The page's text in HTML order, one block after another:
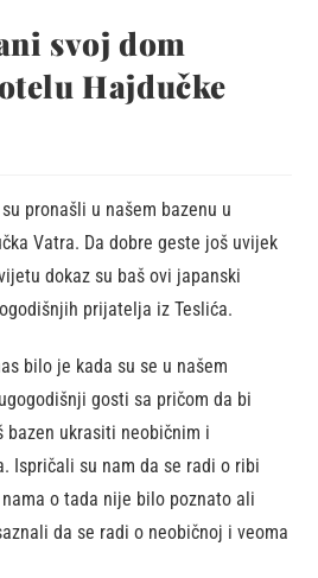
svoj dom
Hajdučke
pronašli u našem bazenu u
Vatra. Da dobre geste još uvijek
dokaz su baš ovi japanski
prijatelja iz Teslića.
bilo je kada su se u našem
gosti sa pričom da bi
ukrasiti neobičnim i
Ispričali su nam da se radi o ribi
nama o tada nije bilo poznato ali
da se radi o neobičnoj i veoma